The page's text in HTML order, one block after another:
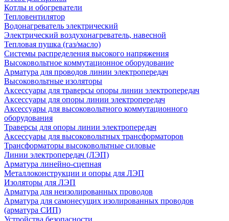
Котлы и обогреватели
Тепловентилятор
Водонагреватель электрический
Электрический воздухонагреватель, навесной
Тепловая пушка (газ/масло)
Системы распределения высокого напряжения
Высоковольтное коммутационное оборудование
Арматура для проводов линии электропередач
Высоковольтные изоляторы
Аксессуары для траверсы опоры линии электропередач
Аксессуары для опоры линии электропередач
Аксессуары для высоковольтного коммутационного
оборудования
Траверсы для опоры линии электропередач
Аксессуары для высоковольтных трансформаторов
Трансформаторы высоковольтные силовые
Линии электропередач (ЛЭП)
Арматура линейно-сцепная
Металлоконструкции и опоры для ЛЭП
Изоляторы для ЛЭП
Арматура для неизолированных проводов
Арматура для самонесущих изолированных проводов
(арматура СИП)
Устройства безопасности